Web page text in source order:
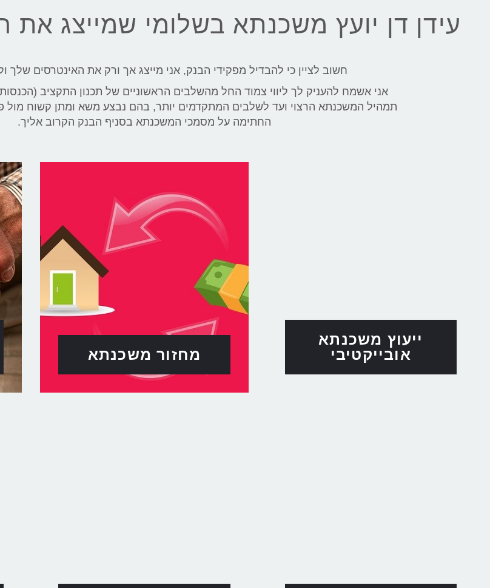
עידן דן יועץ משכנתא בשלומי שמייצג את
חשוב לציין כי להבדיל מפקידי הבנק, אני מייצג אך ורק את האינטרסים שלך
אני אשמח להעניק לך ליווי צמוד החל מהשלבים הראשוניים של תכנון התקציב (הכנסות
תמהיל המשכנתא הרצוי ועד לשלבים המתקדמים יותר, בהם נבצע משא ומתן קשוח מול
החתימה על מסמכי המשכנתא בסניף הבנק הקרוב אליך.
ייעוץ משכנתא
אובייקטיבי
מחזור משכנתא